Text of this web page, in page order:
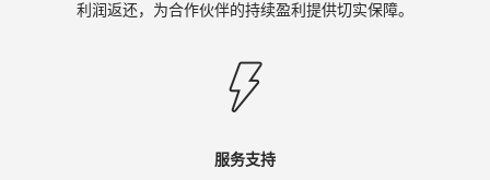
利润返还，为合作伙伴的持续盈利提供切实保障。
服务支持